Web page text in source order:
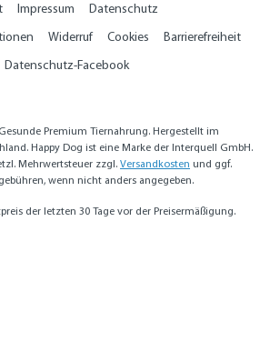
Impressum
Datenschutz
Widerruf Cookies
Barrierefreiheit
Datenschutz-Facebook
Premium Tiernahrung. Hergestellt im
Happy Dog ist eine Marke der Interquell GmbH.
Mehrwertsteuer zzgl. Versandkosten und ggf.
wenn nicht anders angegeben.
der letzten 30 Tage vor der Preisermäßigung.